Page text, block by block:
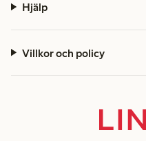
Hjälp
Villkor och policy